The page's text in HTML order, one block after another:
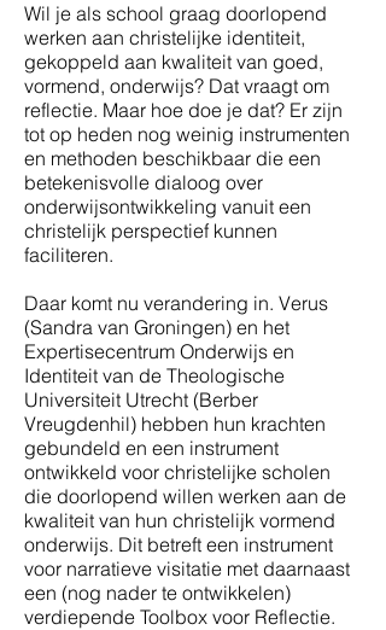
Wil je als school graag doorlopend
werken aan christelijke identiteit,
gekoppeld aan kwaliteit van goed,
vormend, onderwijs? Dat vraagt om
reflectie. Maar hoe doe je dat? Er zijn
tot op heden nog weinig instrumenten
en methoden beschikbaar die een
betekenisvolle dialoog over
onderwijsontwikkeling vanuit een
christelijk perspectief kunnen
faciliteren.
Daar komt nu verandering in. Verus
(Sandra van Groningen) en het
Expertisecentrum Onderwijs en
Identiteit van de Theologische
Universiteit Utrecht (Berber
Vreugdenhil) hebben hun krachten
gebundeld en een instrument
ontwikkeld voor christelijke scholen
die doorlopend willen werken aan de
kwaliteit van hun christelijk vormend
onderwijs. Dit betreft een instrument
voor narratieve visitatie met daarnaast
een (nog nader te ontwikkelen)
verdiepende Toolbox voor Reflectie.